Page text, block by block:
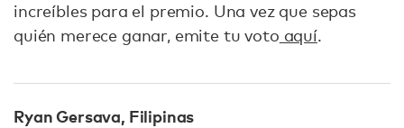
increíbles para el premio. Una vez que sepas
quién merece ganar, emite tu voto aquí.
Ryan Gersava, Filipinas